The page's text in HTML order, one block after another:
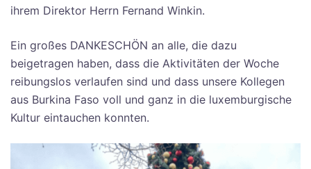
ihrem Direktor Herrn Fernand Winkin.
Ein großes DANKESCHÖN an alle, die dazu
beigetragen haben, dass die Aktivitäten der Woche
reibungslos verlaufen sind und dass unsere Kollegen
aus Burkina Faso voll und ganz in die luxemburgische
Kultur eintauchen konnten.